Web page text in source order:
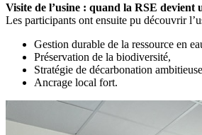
Visite de l’usine : quand la RSE devient
Les participants ont ensuite pu découvrir
Gestion durable de la ressource en
Préservation de la biodiversité,
Stratégie de décarbonation
Ancrage local fort.